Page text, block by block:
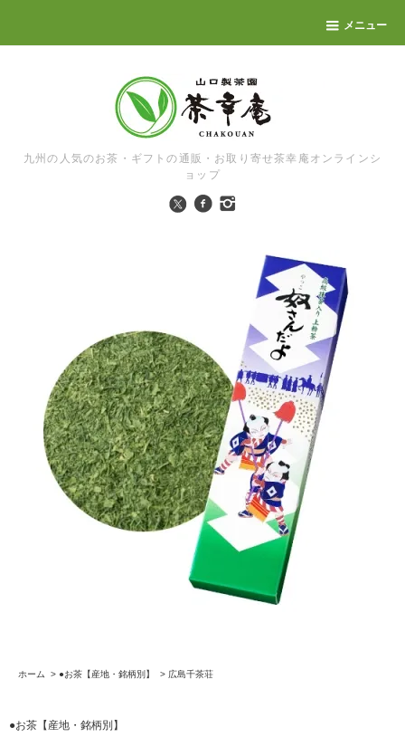
メニュー
九州の人気のお茶・ギフトの通販・お取り寄せ茶幸庵オンラインシ
ョップ
ホーム > ●お茶【産地・銘柄別】 > 広島千茶荘
●お茶【産地・銘柄別】